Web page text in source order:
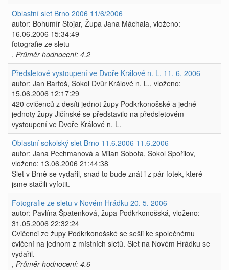
Oblastní slet Brno 2006 11/6/2006
autor: Bohumír Stojar, Župa Jana Máchala, vloženo:
16.06.2006 15:34:49
fotografie ze sletu
, Průměr hodnocení: 4.2
Předsletové vystoupení ve Dvoře Králové n. L. 11. 6. 2006
autor: Jan Bartoš, Sokol Dvůr Králové n. L., vloženo:
15.06.2006 12:17:29
420 cvičenců z desíti jednot župy Podkrkonošské a jedné
jednoty župy Jičínské se představilo na předsletovém
vystoupení ve Dvoře Králové n. L.
Oblastní sokolský slet Brno 11.6.2006 11.6.2006
autor: Jana Pechmanová a Milan Sobota, Sokol Spořilov,
vloženo: 13.06.2006 21:44:38
Slet v Brně se vydařil, snad to bude znát i z pár fotek, které
jsme stačili vyfotit.
Fotografie ze sletu v Novém Hrádku 20. 5. 2006
autor: Pavlína Špatenková, župa Podkrkonošská, vloženo:
31.05.2006 22:32:24
Cvičenci ze župy Podkrkonošské se sešli ke společnému
cvičení na jednom z místních sletů. Slet na Novém Hrádku se
vydařil.
, Průměr hodnocení: 4.6